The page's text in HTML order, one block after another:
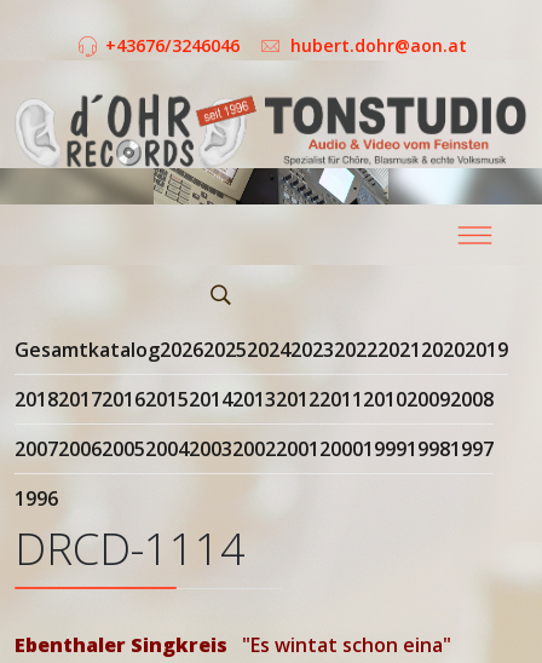
+43676/3246046 hubert.dohr@aon.at
Gesamtkatalog20262025202420232022202120202019
20182017201620152014201320122011201020092008
20072006200520042003200220012000199919981997
1996
DRCD-1114
Ebenthaler Singkreis "Es wintat schon eina"